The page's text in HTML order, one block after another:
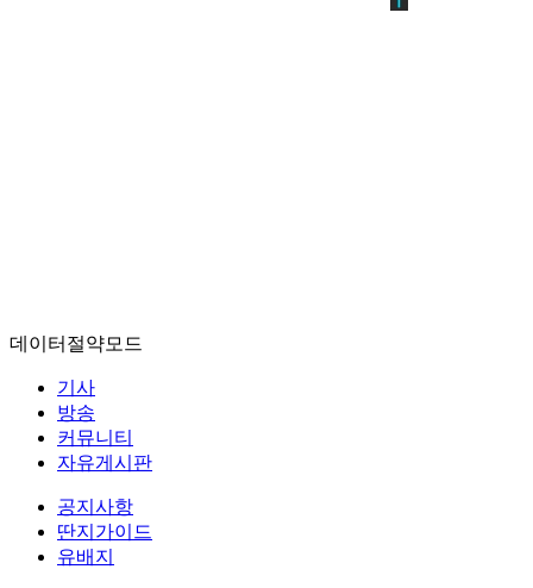
데이터절약모드
기사
방송
커뮤니티
자유게시판
공지사항
딴지가이드
유배지